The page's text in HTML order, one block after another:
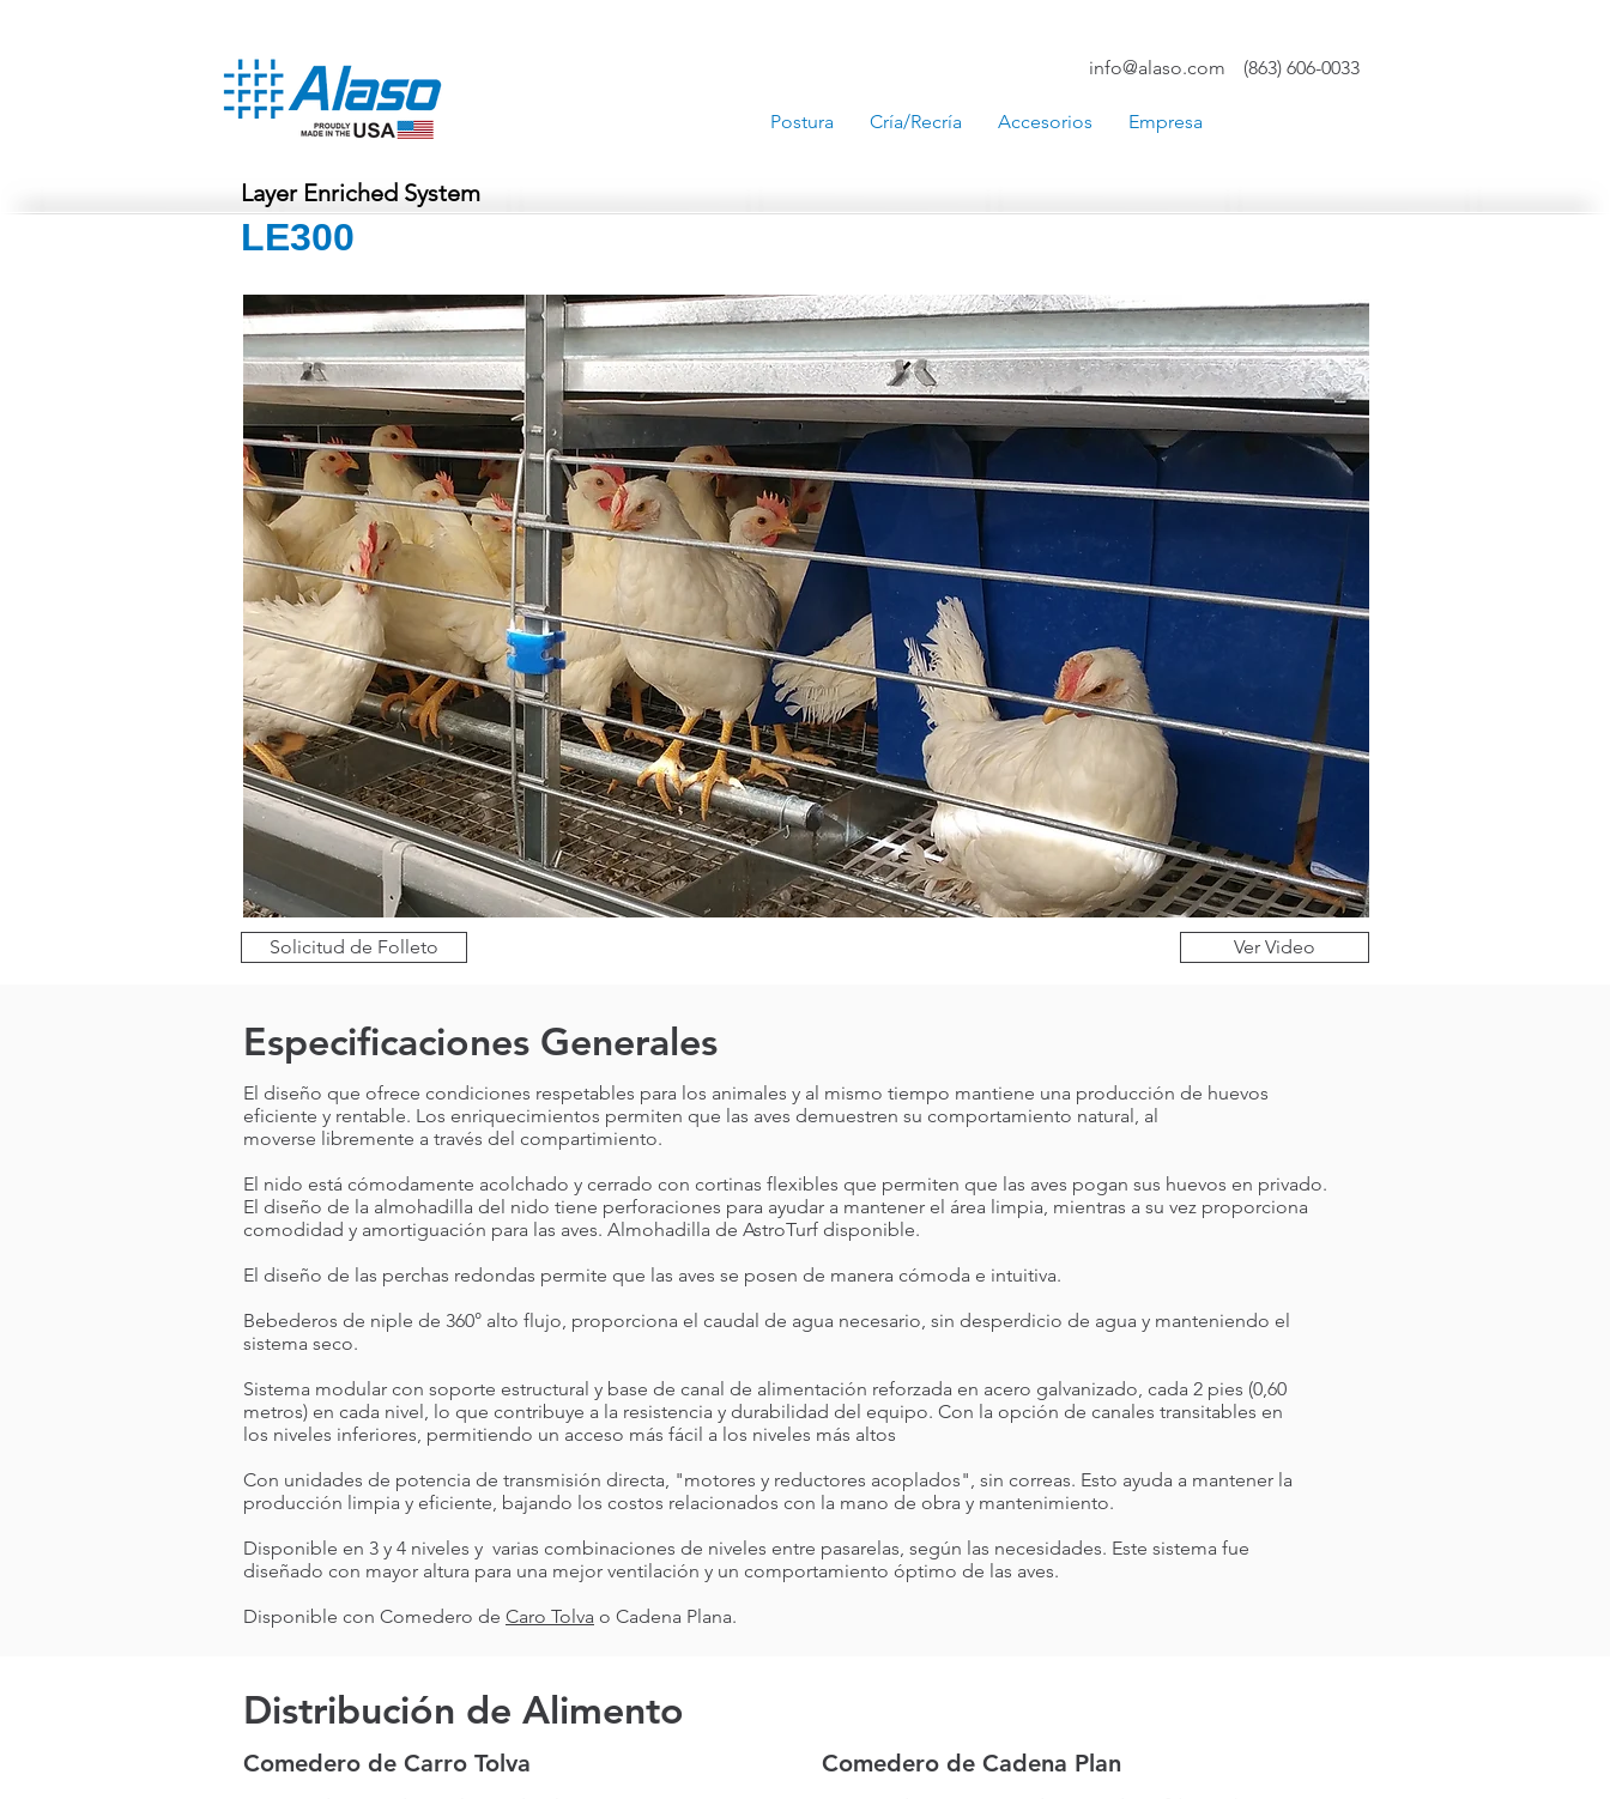
info@alaso.com (863) 606-0033
Postura Cría/Recría Accesorios Empresa
Layer Enriched System
LE300
Solicitud de Folleto Ver Video
Especificaciones Generales
El diseño que ofrece condiciones respetables para los animales y al mismo tiempo mantiene una producción de huevos
eficiente y rentable. Los enriquecimientos permiten que las aves demuestren su comportamiento natural, al
moverse libremente a través del compartimiento.
El nido está cómodamente acolchado y cerrado con cortinas flexibles que permiten que las aves pogan sus huevos en privado.
El diseño de la almohadilla del nido tiene perforaciones para ayudar a mantener el área limpia, mientras a su vez proporciona
comodidad y amortiguación para las aves. Almohadilla de AstroTurf disponible.
El diseño de las perchas redondas permite que las aves se posen de manera cómoda e intuitiva.​
Bebederos de niple de 360° alto flujo, proporciona el caudal de agua necesario, sin desperdicio de agua y manteniendo el
sistema seco.​
Sistema modular con soporte estructural y base de canal de alimentación reforzada en acero galvanizado, cada 2 pies (0,60
metros) en cada nivel, lo que contribuye a la resistencia y durabilidad del equipo. Con la opción de canales transitables en
los niveles inferiores, permitiendo un acceso más fácil a los niveles más altos
Con unidades de potencia de transmisión directa, "motores y reductores acoplados", sin correas. Esto ayuda a mantener la
producción limpia y eficiente, bajando los costos relacionados con la mano de obra y mantenimiento.
Disponible en 3 y 4 niveles y varias combinaciones de niveles entre pasarelas, según las necesidades. Este sistema fue
diseñado con mayor altura para una mejor ventilación y un comportamiento óptimo de las aves.
Disponible con Comedero de Caro Tolva o Cadena Plana.
Distribución de Alimento
Comedero de Carro Tolva Comedero de Cadena Plan